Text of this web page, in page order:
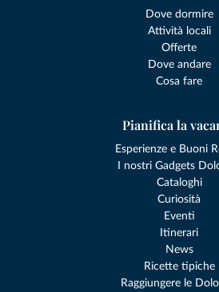
Dove dormire
Attività locali
Offerte
Dove andare
Cosa fare
Pianifica la
Esperienze e Buoni
I nostri Gadgets
Cataloghi
Curiosità
Eventi
Itinerari
News
Ricette tipiche
Raggiungere le